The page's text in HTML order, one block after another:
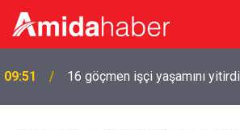
09:51 16 göçmen işçi yaşamını yitirdi